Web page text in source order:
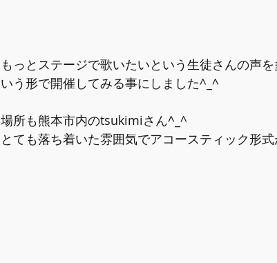
もっとステージで歌いたいという生徒さんの声
いう形で開催してみる事にしました^_^
場所も熊本市内のtsukimiさん^_^
とても落ち着いた雰囲気でアコースティック形